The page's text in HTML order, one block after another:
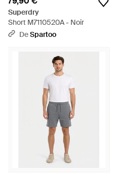
Superdry
Short M7110520A - Noir
DeSpartoo